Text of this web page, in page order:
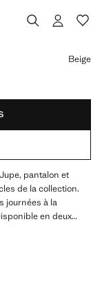
Beige
pantalon et
de la collection.
journées à la
en deux